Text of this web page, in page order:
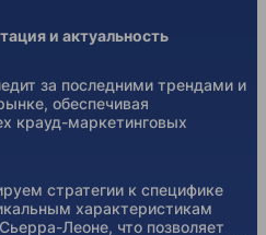
и актуальность
за последними трендами и
обеспечивая
крауд-маркетинговых
стратегии к специфике
характеристикам
Леоне, что позволяет